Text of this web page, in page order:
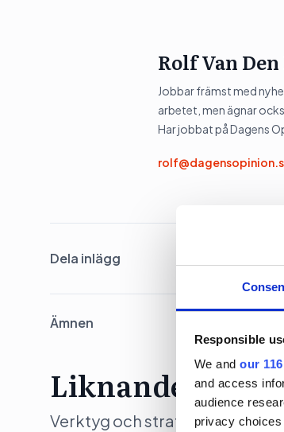
Responsible
We and our
and access
audience
privacy
Rolf Van
Jobbar främst med
arbetet, men ägnar
Har jobbat på Dagens
Dela inlägg
Ämnen
Liknande
Verktyg och strategier som